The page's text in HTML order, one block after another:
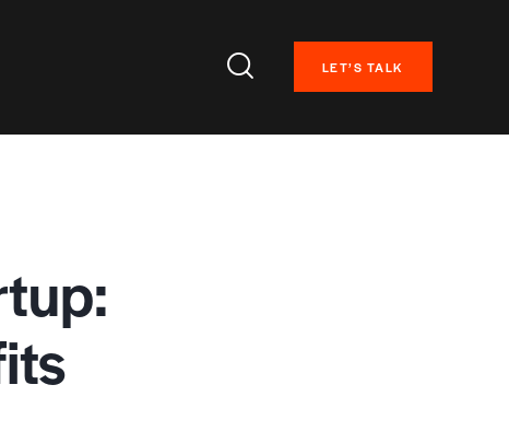
LET’S TALK